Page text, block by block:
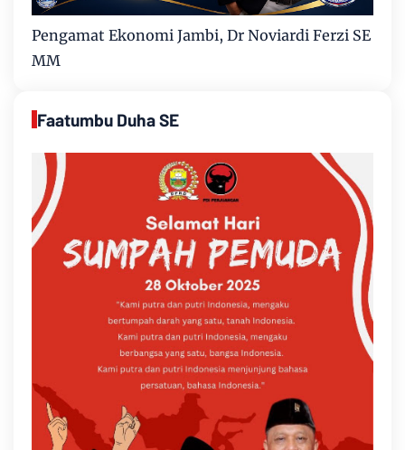
Pengamat Ekonomi Jambi, Dr Noviardi Ferzi SE
MM
Faatumbu Duha SE